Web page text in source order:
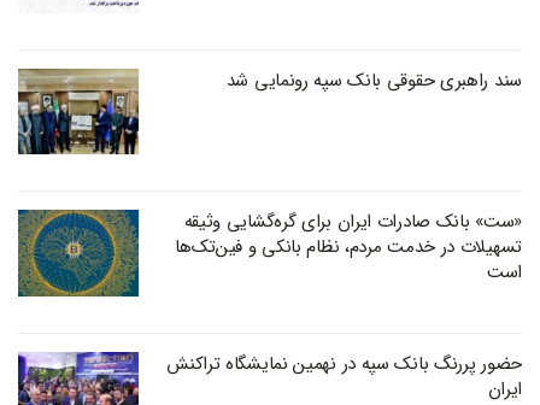
سند راهبری حقوقی بانک سپه رونمایی شد
«ست» بانک صادرات ایران برای گره‌گشایی وثیقه
تسهیلات در خدمت مردم، نظام بانکی و فین‌تک‌ها
است
حضور پررنگ بانک سپه در نهمین نمایشگاه تراکنش
ایران